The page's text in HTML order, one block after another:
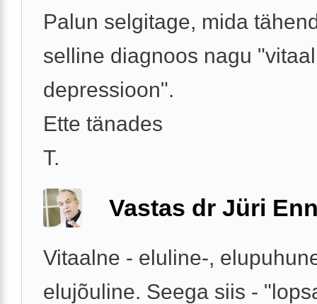
Palun selgitage, mida
selline diagnoos nagu
depressioon".
Ette tänades
T.
Vastas dr Jüri
Vitaalne - eluline-,
elujõuline. Seega siis -